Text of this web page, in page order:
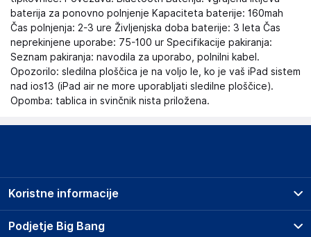
baterija za ponovno polnjenje Kapaciteta baterije: 160mah
Čas polnjenja: 2-3 ure Življenjska doba baterije: 3 leta Čas
neprekinjene uporabe: 75-100 ur Specifikacije pakiranja:
Seznam pakiranja: navodila za uporabo, polnilni kabel.
Opozorilo: sledilna ploščica je na voljo le, ko je vaš iPad sistem
nad ios13 (iPad air ne more uporabljati sledilne ploščice).
Opomba: tablica in svinčnik nista priložena.
Podjetje Big Bang
Koristne informacije
Prodajna mesta